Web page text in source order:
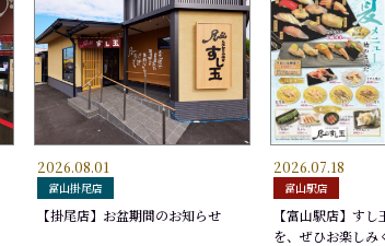
ゆでげそ
220円
深〆のさば
275円
さわら
165円
2026.08.01
富山掛尾店
【掛尾店】お盆期間のお知らせ
2026.07.18
富山駅店
【富山駅店】す
を、ぜひお楽しみ